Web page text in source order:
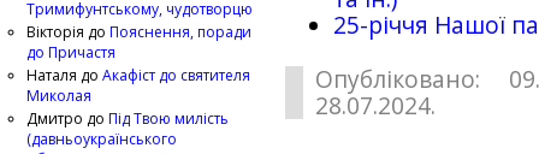
25-рiччя Нашої
Опубліковано:
28.07.2024.
Тримифунтському, чудотворцю
Вікторія до Пояснення, поради
до Причастя
Наталя до Акафіст до святителя
Миколая
Дмитро до Під Твою милість
(давньоукраїнського